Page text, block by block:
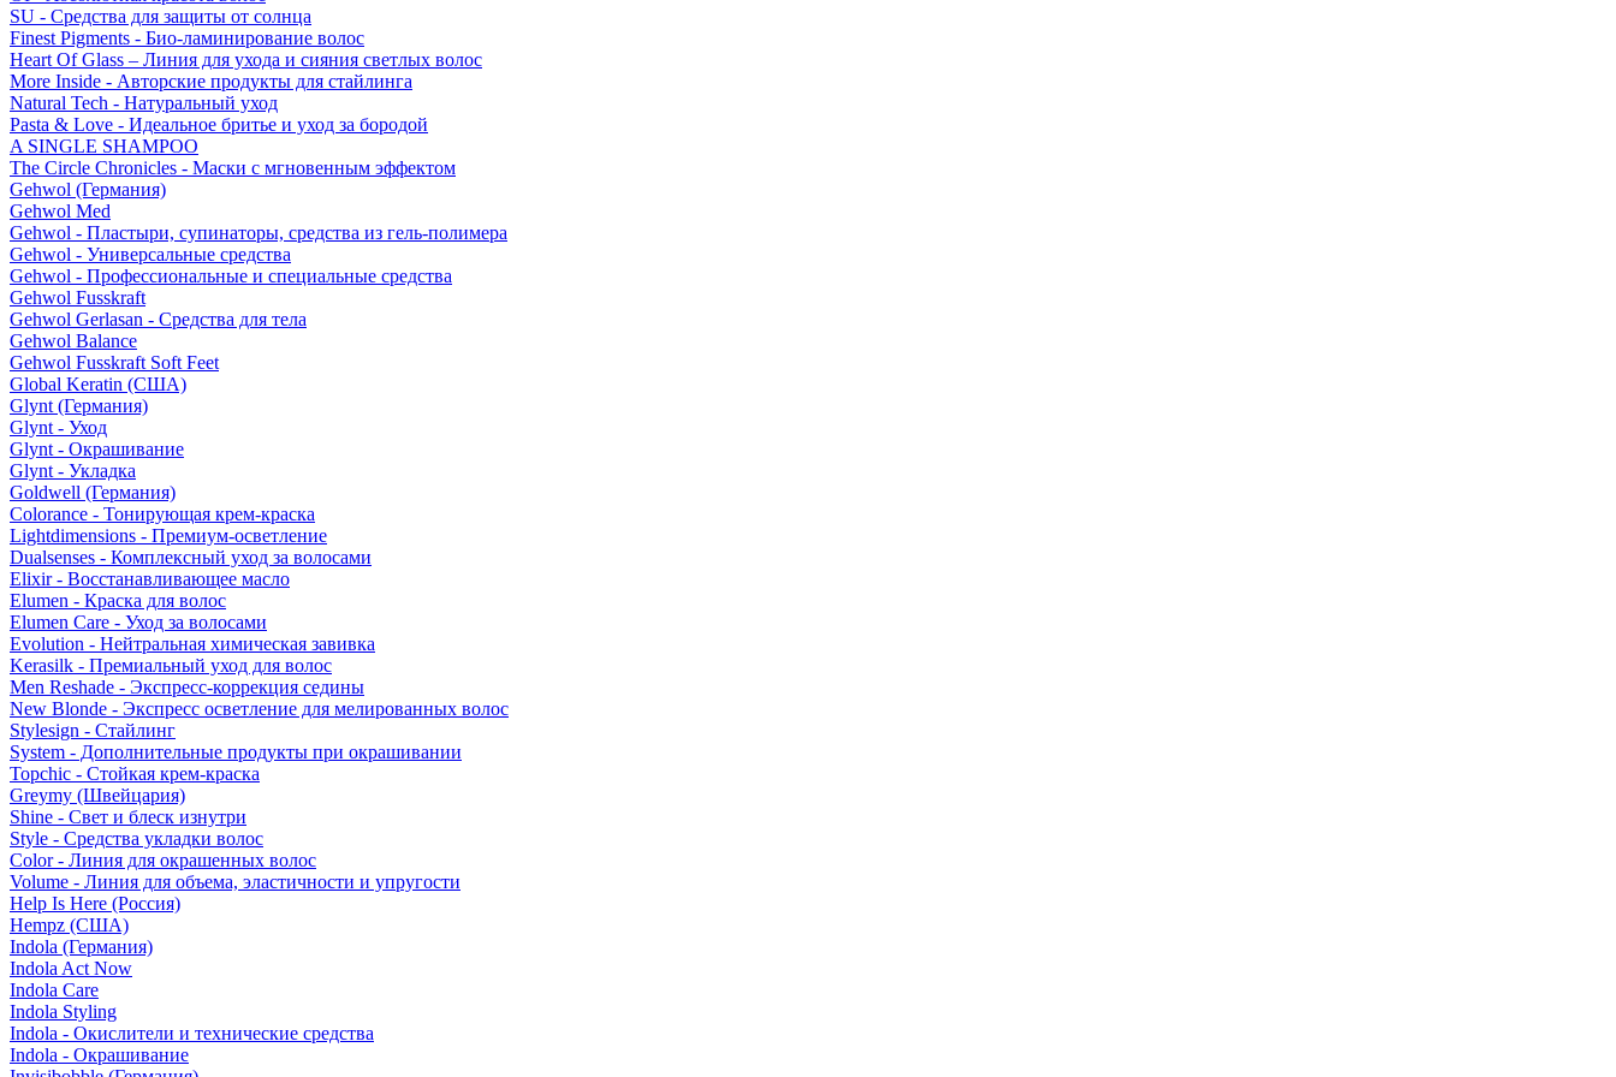
SU - Средства для защиты от солнца
Finest Pigments - Био-ламинирование волос
Heart Of Glass – Линия для ухода и сияния светлых волос
More Inside - Авторские продукты для стайлинга
Natural Tech - Натуральный уход
Pasta & Love - Идеальное бритье и уход за бородой
A SINGLE SHAMPOO
The Circle Chronicles - Маски с мгновенным эффектом
Gehwol (Германия)
Gehwol Med
Gehwol - Пластыри, супинаторы, средства из гель-полимера
Gehwol - Универсальные средства
Gehwol - Профессиональные и специальные средства
Gehwol Fusskraft
Gehwol Gerlasan - Средства для тела
Gehwol Balance
Gehwol Fusskraft Soft Feet
Global Keratin (США)
Glynt (Германия)
Glynt - Уход
Glynt - Окрашивание
Glynt - Укладка
Goldwell (Германия)
Colorance - Тонирующая крем-краска
Lightdimensions - Премиум-осветление
Dualsenses - Комплексный уход за волосами
Elixir - Восстанавливающее масло
Elumen - Краска для волос
Elumen Care - Уход за волосами
Evolution - Нейтральная химическая завивка
Kerasilk - Премиальный уход для волос
Men Reshade - Экспресс-коррекция седины
New Blonde - Экспресс осветление для мелированных волос
Stylesign - Стайлинг
System - Дополнительные продукты при окрашивании
Topchic - Стойкая крем-краска
Greymy (Швейцария)
Shine - Свет и блеск изнутри
Style - Средства укладки волос
Color - Линия для окрашенных волос
Volume - Линия для объема, эластичности и упругости
Help Is Here (Россия)
Hempz (США)
Indola (Германия)
Indola Act Now
Indola Care
Indola Styling
Indola - Окислители и технические средства
Indola - Окрашивание